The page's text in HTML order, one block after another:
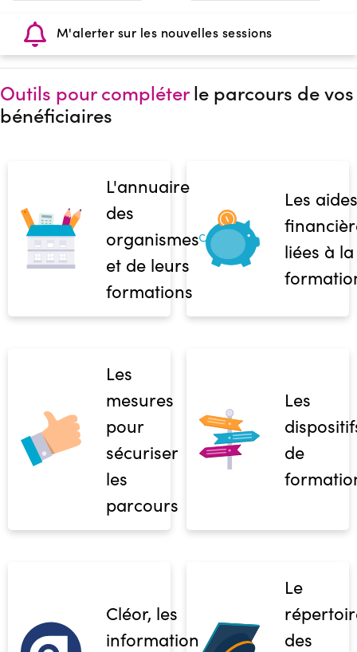
M'alerter sur les nouvelles sessions
Outils pour compléterle parcours de vos
bénéficiaires
L'annuaire
des
organismes
et de leurs
formations
Les aides
liées à la
Les
mesures
pour
sécuriser
les
parcours
Les
de
Cléor, les
informations
Le
des